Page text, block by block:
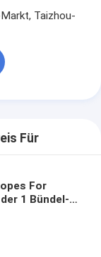
Taizhou-
Für
For
1 Bündel-